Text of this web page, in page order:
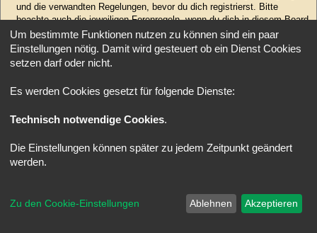
und die verwandten Regelungen, bevor du dich registrierst. Bitte
beachte auch die jeweiligen Forenregeln, wenn du dich in diesem Board
bewegst.
Nutzungsbedingungen|Datenschutzerklärung
Registrieren
Startseite Foren-Übersicht
Deutsche Übersetzung durchphpBB.de
Style: X-Creamy by Joyce&LunaphpBB-Style-Design
Um bestimmte Funktionen nutzen zu können sind ein paar
Einstellungen nötig. Damit wird gesteuert ob ein Dienst Cookies
setzen darf oder nicht.
Es werden Cookies gesetzt für folgende Dienste:
Technisch notwendige Cookies.
Die Einstellungen können später zu jedem Zeitpunkt geändert
werden.
Zu den Cookie-Einstellungen Ablehnen Akzeptieren